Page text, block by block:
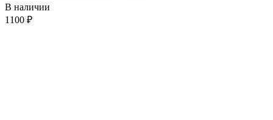
В наличии
1100 ₽